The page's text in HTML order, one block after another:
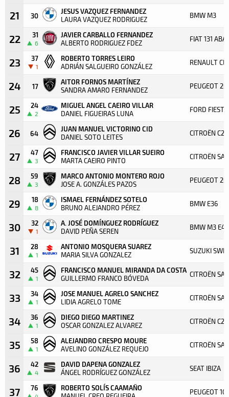
21 30
JESUS VAZQUEZ FERNANDEZ
LAURA VAZQUEZ RODRIGUEZ BMW M3
22 31
6
JAVIER CARBALLO FERNANDEZ
ALBERTO RODRIGUEZ FDEZ FIAT 131
23 37
1
ROBERTO TORRES LEIRO
ADRIÁN SALGUEIRO GONZÁLEZ RENAULT
24 17
AITOR FORNOS MARTÍNEZ
SANDRA AMARO FERNANDEZ PEUGEOT
25 24
2
MIGUEL ANGEL CAEIRO VILLAR
DANIEL FIGUEIRAS LUNA FORD
26 64
JUAN MANUEL VICTORINO CID
DANIEL SOTO LEITES CITROËN C2
27 47
3
FRANCISCO JAVIER VILLAR SUEIRO
MARTA CAEIRO PINTO CITROËN
28 59
3
MARCO ANTONIO MONTERO ROJO
JOSE A. GONZÁLES PAZOS PEUGEOT
29 18
8
ISMAEL FERNÁNDEZ SOTELO
BRUNO ALEJANDRO PÉREZ BMW E36
30 32
1
A. JOSÉ DOMÍNGUEZ RODRÍGUEZ
DAVID PEÑA SEREN BMW M3 E46
31 28
1
ANTONIO MOSQUERA SUAREZ
MARIA SILVA GONZALEZ SUZUKI
32 45
1
FRANCISCO MANUEL MIRANDA DA COSTA
GUILLERMO FRANCO BÓVEDA CITROËN
33 34
1
JOSE MANUEL AGRELO SANCHEZ
LIDIA AGRELO TOME CITROËN
34 36
1
DIEGO DIEGO MARTINEZ
OSCAR GONZALEZ ALVAREZ CITROËN C2
35 58
1
ALEJANDRO CRESPO MOURE
AVELINO GONZÁLEZ REQUEJO CITROËN
36 42
4
DAVID DAPENA GONZALEZ
ÁNGEL RODRÍGUEZ GONZÁLEZ SEAT IBIZA
37 76 ROBERTO SOLÍS CAAMAÑO
PEUGEOT